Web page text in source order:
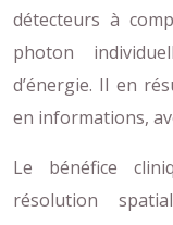
détecteurs à
photon
d’énergie. Il en
en informations,
Le bénéfice
résolution